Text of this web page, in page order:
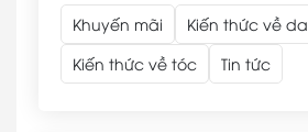
Khuyến mãi
Kiến thức về da
Kiến thức về tóc
Tin tức